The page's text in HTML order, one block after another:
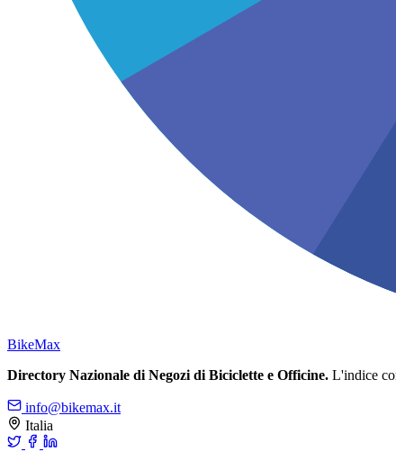
BikeMax
Directory Nazionale di Negozi di Biciclette e Officine. L'indice
info@bikemax.it
Italia